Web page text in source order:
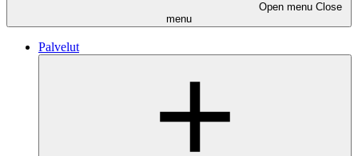
Open menu Close
menu
Palvelut